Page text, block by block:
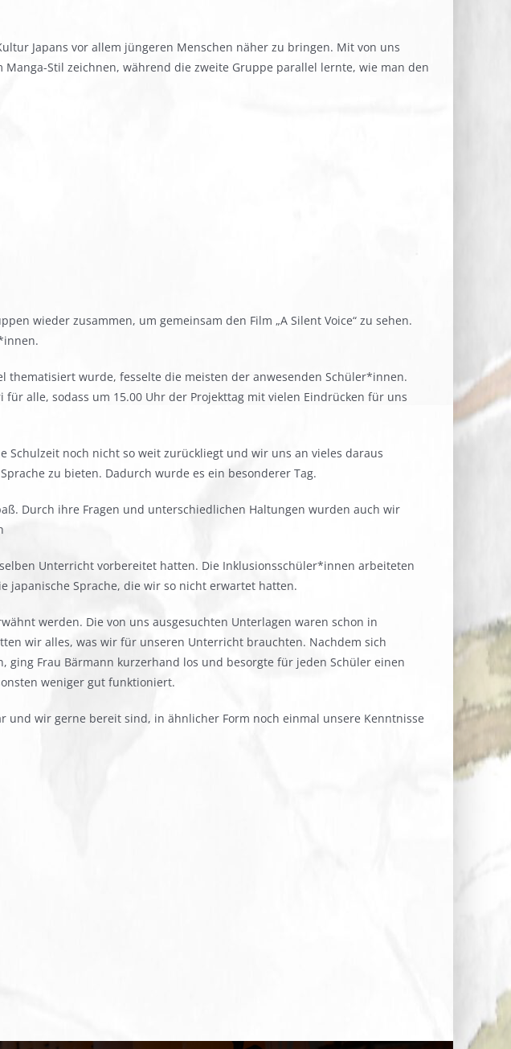
Japans vor allem jüngeren Menschen näher zu bringen. Mit von uns
Stil zeichnen, während die zweite Gruppe parallel lernte, wie man den
wieder zusammen, um gemeinsam den Film „A Silent Voice“ zu sehen.
thematisiert wurde, fesselte die meisten der anwesenden Schüler*innen.
alle, sodass um 15.00 Uhr der Projekttag mit vielen Eindrücken für uns
noch nicht so weit zurückliegt und wir uns an vieles daraus
zu bieten. Dadurch wurde es ein besonderer Tag.
Durch ihre Fragen und unterschiedlichen Haltungen wurden auch wir
Unterricht vorbereitet hatten. Die Inklusionsschüler*innen arbeiteten
japanische Sprache, die wir so nicht erwartet hatten.
werden. Die von uns ausgesuchten Unterlagen waren schon in
wir alles, was wir für unseren Unterricht brauchten. Nachdem sich
Frau Bärmann kurzerhand los und besorgte für jeden Schüler einen
weniger gut funktioniert.
und wir gerne bereit sind, in ähnlicher Form noch einmal unsere Kenntnisse